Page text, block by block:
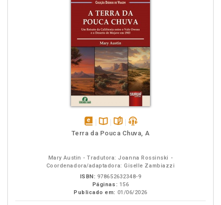
disponívelDisponível
páginaspodcast
Terra da Pouca Chuva, A
Mary Austin - Tradutora: Joanna Rossinski -
Coordenadora/adaptadora: Giselle Zambiazzi
ISBN: 978652632348-9
Páginas: 156
Publicado em: 01/06/2026